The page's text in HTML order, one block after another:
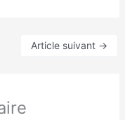
Article suivant →